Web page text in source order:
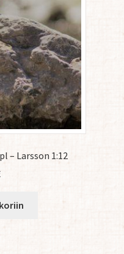
– Larsson 1:12